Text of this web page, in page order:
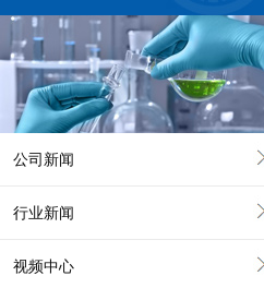
公司新闻
行业新闻
视频中心